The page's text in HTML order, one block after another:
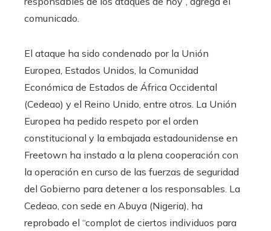
comunicado.
El ataque ha sido condenado por la Unión
Europea, Estados Unidos, la Comunidad
Económica de Estados de África Occidental
(Cedeao) y el Reino Unido, entre otros. La Unión
Europea ha pedido respeto por el orden
constitucional y la embajada estadounidense en
Freetown ha instado a la plena cooperación con
la operación en curso de las fuerzas de seguridad
del Gobierno para detener a los responsables. La
Cedeao, con sede en Abuya (Nigeria), ha
reprobado el “complot de ciertos individuos para